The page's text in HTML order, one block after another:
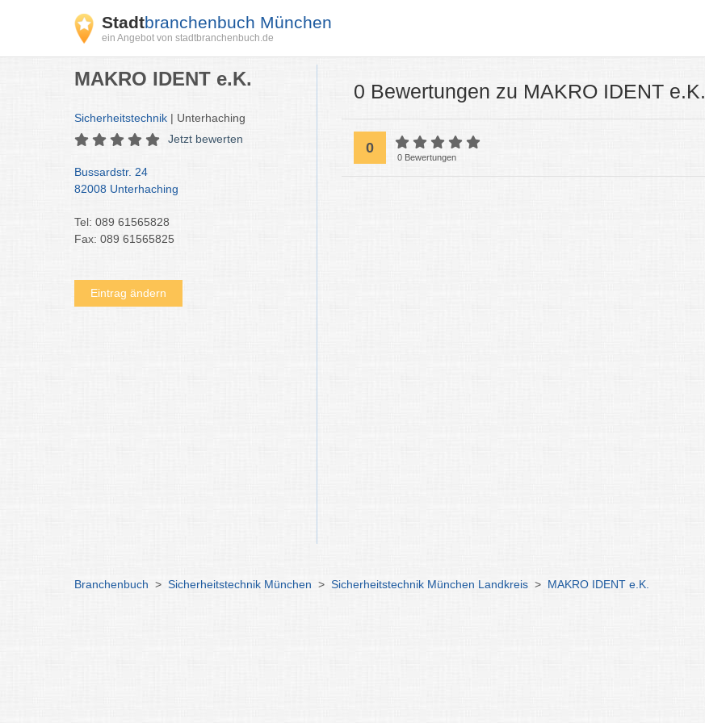
Stadtbranchenbuch München
ein Angebot von stadtbranchenbuch.de
MAKRO IDENT e.K.
Sicherheitstechnik | Unterhaching
Jetzt bewerten
Bussardstr. 24
82008 Unterhaching
Tel: 089 61565828
Fax: 089 61565825
Eintrag ändern
0 Bewertungen zu MAKRO IDENT e.K.
0
0 Bewertungen
Branchenbuch > Sicherheitstechnik München > Sicherheitstechnik München Landkreis > MAKRO IDENT e.K.